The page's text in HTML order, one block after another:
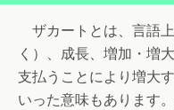
ザカートとは、言語
く）、成長、増加・増
支払うことにより増大す
いった意味もあります